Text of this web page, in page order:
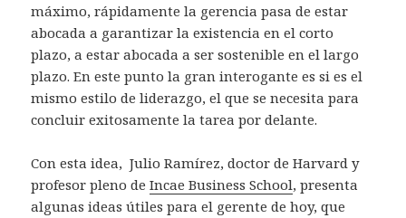
máximo, rápidamente la gerencia pasa de estar
abocada a garantizar la existencia en el corto
plazo, a estar abocada a ser sostenible en el largo
plazo. En este punto la gran interogante es si es el
mismo estilo de liderazgo, el que se necesita para
concluir exitosamente la tarea por delante.
Con esta idea, Julio Ramírez, doctor de Harvard y
profesor pleno deIncae Business School, presenta
algunas ideas útiles para el gerente de hoy, que